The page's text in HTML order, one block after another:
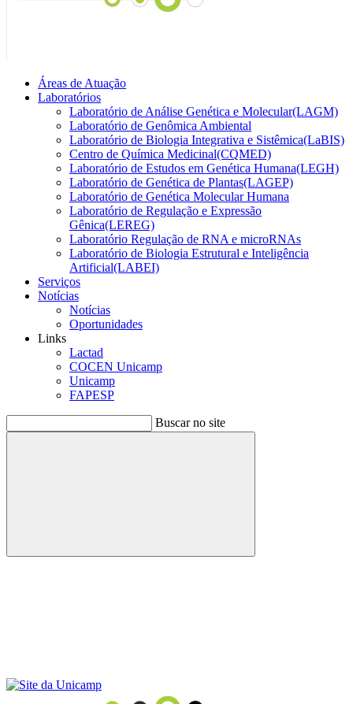
Áreas de Atuação
Laboratórios
Laboratório de Análise Genética e Molecular(LAGM)
Laboratório de Genômica Ambiental
Laboratório de Biologia Integrativa e Sistêmica(LaBIS)
Centro de Química Medicinal(CQMED)
Laboratório de Estudos em Genética Humana(LEGH)
Laboratório de Genética de Plantas(LAGEP)
Laboratório de Genética Molecular Humana
Laboratório de Regulação e Expressão
Gênica(LEREG)
Laboratório Regulação de RNA e microRNAs
Laboratório de Biologia Estrutural e Inteligência
Artificial(LABEI)
Serviços
Notícias
Notícias
Oportunidades
Links
Lactad
COCEN Unicamp
Unicamp
FAPESP
Buscar no site
Buscar